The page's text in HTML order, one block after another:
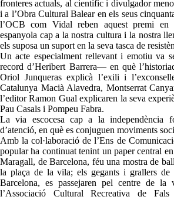
fronteres actuals, al científic i divulgador
i a l’Obra Cultural Balear en els seus
l’OCB com Vidal reben aquest premi en
espanyola cap a la nostra cultura i la nostra
els suposa un suport en la seva tasca de
Un acte especialment rellevant i emotiu va
record d’Heribert Barrera— en què
Oriol Junqueras explicà l’exili i
Catalunya Macià Alavedra, Montserrat
l’editor Ramon Gual explicaren la seva
Pau Casals i Pompeu Fabra.
La via escocesa cap a la independència
d’atenció, en què es conjuguen moviments
Amb la col·laboració de l’Ens de
popular ha continuat tenint un paper central en
Maragall, de Barcelona, féu una mostra de
la plaça de la vila; els gegants i grallers de
Barcelona, es passejaren pel centre de
l’Associació Cultural Recreativa de Fals